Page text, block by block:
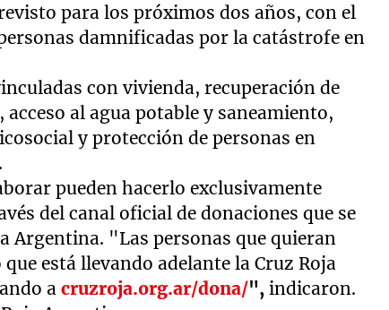
para los próximos dos años, con el
damnificadas por la catástrofe en
con vivienda, recuperación de
al agua potable y saneamiento,
y protección de personas en
pueden hacerlo exclusivamente
del canal oficial de donaciones que se
Argentina. "Las personas que quieran
está llevando adelante la Cruz Roja
acruzroja.org.ar/dona/", indicaron.